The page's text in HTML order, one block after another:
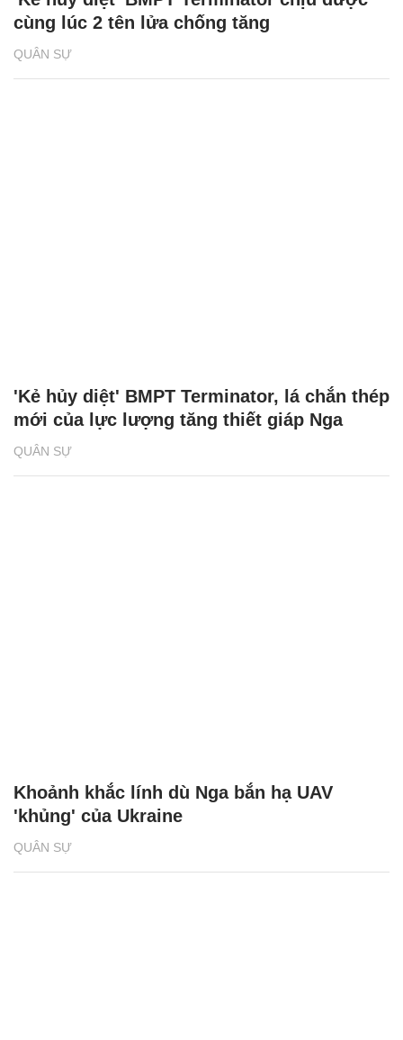
QUÂN SỰ
cùng lúc 2 tên lửa chống tăng
QUÂN SỰ
'Kẻ hủy diệt' BMPT Terminator, lá chắn thép
mới của lực lượng tăng thiết giáp Nga
QUÂN SỰ
Khoảnh khắc lính dù Nga bắn hạ UAV
'khủng' của Ukraine